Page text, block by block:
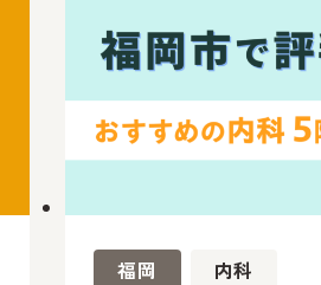
福岡 内科